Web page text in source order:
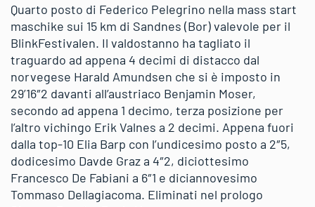
Quarto posto di Federico Pelegrino nella mass start
maschike sui 15 km di Sandnes (Bor) valevole per il
BlinkFestivalen. Il valdostanno ha tagliato il
traguardo ad appena 4 decimi di distacco dal
norvegese Harald Amundsen che si è imposto in
29’16″2 davanti all’austriaco Benjamin Moser,
secondo ad appena 1 decimo, terza posizione per
l’altro vichingo Erik Valnes a 2 decimi. Appena fuori
dalla top-10 Elia Barp con l’undicesimo posto a 2″5,
dodicesimo Davde Graz a 4″2, diciottesimo
Francesco De Fabiani a 6″1 e diciannovesimo
Tommaso Dellagiacoma. Eliminati nel prologo